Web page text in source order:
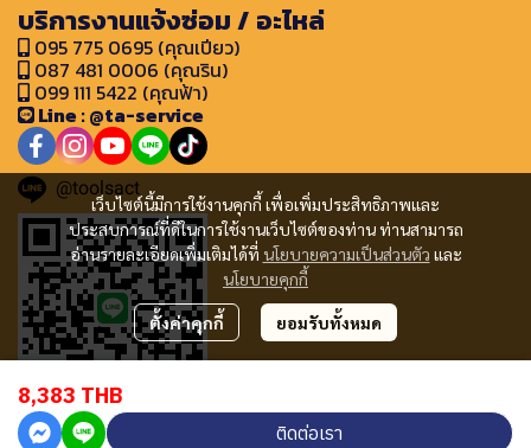
8,383 THB
ติดต่อเรา
เว็บไซต์นี้มีการใช้งานคุกกี้ เพื่อเพิ่มประสิทธิภาพและ
ประสบการณ์ที่ดีในการใช้งานเว็บไซต์ของท่าน ท่านสามารถ
อ่านรายละเอียดเพิ่มเติมได้ที่ นโยบายความเป็นส่วนตัว และ
นโยบายคุกกี้
ตั้งค่าคุกกี้ ยอมรับทั้งหมด
บริการงานแจ้งซ่อม / อะไหล่
095 775 0695 (คุณเปียว)
087 481 0006 (คุณริน)
099 111 5422 (คุณฟ้า)
Line : @ta-service
@toolsact